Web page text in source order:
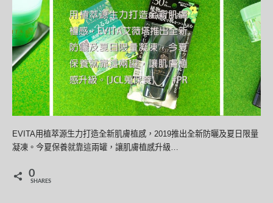
EVITA用植萃源生力打造全新肌膚植感，2019推出全新防曬及夏日限量
凝凍。今夏保養就靠這兩罐，讓肌膚植感升級…
0
SHARES